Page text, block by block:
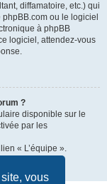
vous
diffamatoire, etc.) qui
ou le logiciel
à phpBB
logiciel, attendez-vous
?
disponible sur le
par les
« L’équipe ».